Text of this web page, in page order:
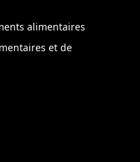
alimentaires
et de